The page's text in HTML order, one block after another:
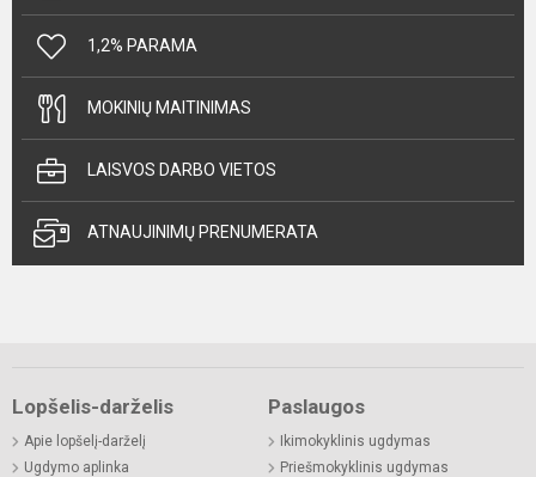
1,2% PARAMA
MOKINIŲ MAITINIMAS
LAISVOS DARBO VIETOS
ATNAUJINIMŲ PRENUMERATA
Lopšelis-darželis
Apie lopšelį-darželį
Ugdymo aplinka
Paslaugos
Ikimokyklinis ugdymas
Priešmokyklinis ugdymas